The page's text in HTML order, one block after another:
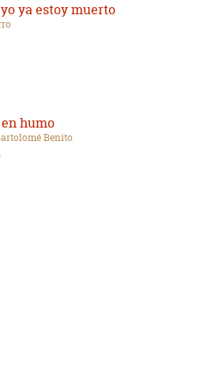
ya estoy muerto
humo
Benito